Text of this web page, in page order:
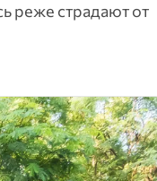
реже страдают от